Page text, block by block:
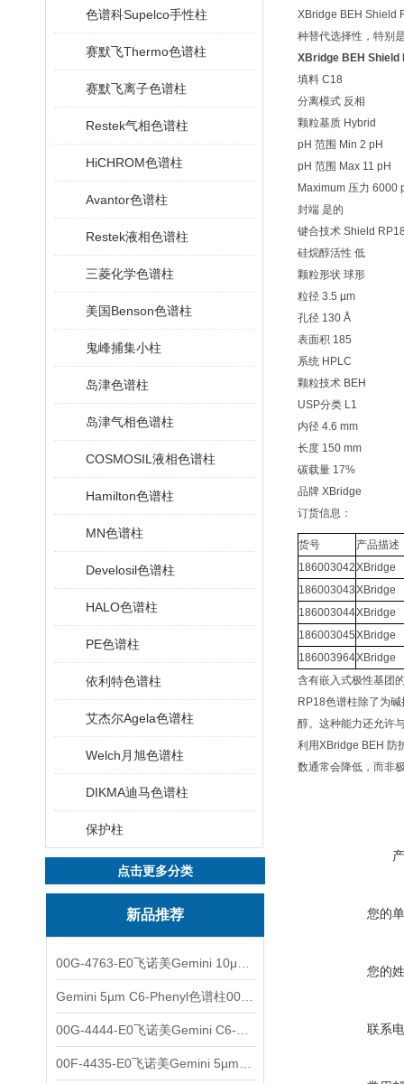
色谱科Supelco手性柱
赛默飞Thermo色谱柱
赛默飞离子色谱柱
Restek气相色谱柱
HiCHROM色谱柱
Avantor色谱柱
Restek液相色谱柱
三菱化学色谱柱
美国Benson色谱柱
鬼峰捕集小柱
岛津色谱柱
岛津气相色谱柱
COSMOSIL液相色谱柱
Hamilton色谱柱
MN色谱柱
Develosil色谱柱
HALO色谱柱
PE色谱柱
依利特色谱柱
艾杰尔Agela色谱柱
Welch月旭色谱柱
DIKMA迪马色谱柱
保护柱
点击更多分类
新品推荐
XBridge BEH Shield
种替代选择性，特别
XBridge BEH Shield
填料 C18
分离模式 反相
颗粒基质 Hybrid
pH 范围 Min 2 pH
pH 范围 Max 11 pH
Maximum 压力 6000
封端 是的
键合技术 Shield
硅烷醇活性 低
颗粒形状 球形
粒径 3.5 µm
孔径 130 Å
表面积 185
系统 HPLC
颗粒技术 BEH
USP分类 L1
内径 4.6 mm
长度 150 mm
碳载量 17%
品牌 XBridge
订货信息：
货号
产品描述
186003042XBridge
186003043XBridge
186003044XBridge
186003045XBridge
186003964XBridge
含有嵌入式极性基团
RP18色谱柱除了为
醇。这种能力还允许
利用XBridge BEH 防
数通常会降低，而非
您的
您的
联系